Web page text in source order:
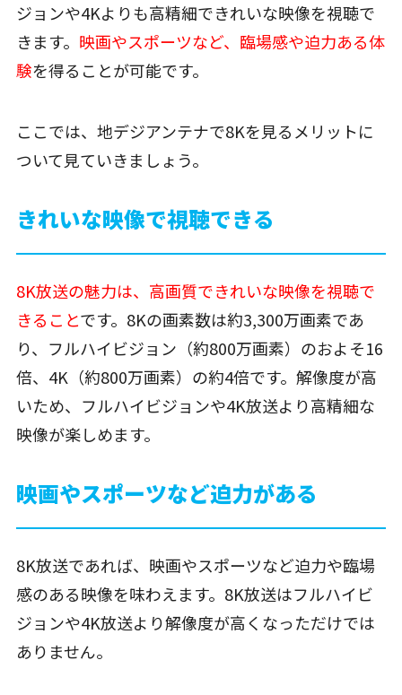
ジョンや4Kよりも高精細できれいな映像を視聴で
きます。 映画やスポーツなど、臨場感や迫力ある体
験を得ることが可能です。
ここでは、地デジアンテナで8Kを見るメリットに
ついて見ていきましょう。
きれいな映像で視聴できる
8K放送の魅力は、高画質できれいな映像を視聴で
きることです。8Kの画素数は約3,300万画素であ
り、フルハイビジョン（約800万画素）のおよそ16
倍、4K（約800万画素）の約4倍です。解像度が高
いため、フルハイビジョンや4K放送より高精細な
映像が楽しめます。
映画やスポーツなど迫力がある
8K放送であれば、映画やスポーツなど迫力や臨場
感のある映像を味わえます。8K放送はフルハイビ
ジョンや4K放送より解像度が高くなっただけでは
ありません。